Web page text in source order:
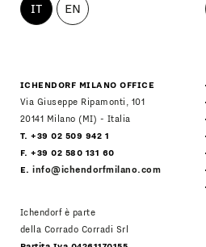
IT EN
ICHENDORF MILANO OFFICE
Via Giuseppe Ripamonti, 101
20141 Milano (MI) - Italia
T. +39 02 509 942 1
F. +39 02 580 131 60
E.info@ichendorfmilano.com
Ichendorf è parte
della Corrado Corradi Srl